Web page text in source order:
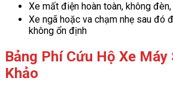
Xe mất điện hoàn toàn, không
Xe ngã hoặc va chạm nhẹ sau đó
không ổn định
Bảng Phí Cứu Hộ Xe Máy
Khảo